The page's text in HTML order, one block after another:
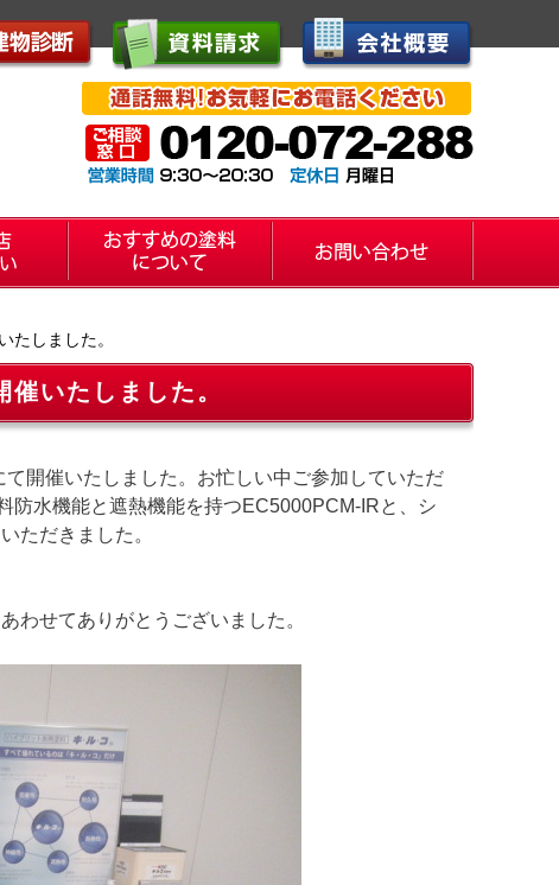
しました。
いたしました。
開催いたしました。お忙しい中ご参加していただ
水機能と遮熱機能を持つEC5000PCM‐IRと、シ
ただきました。
わせてありがとうございました。